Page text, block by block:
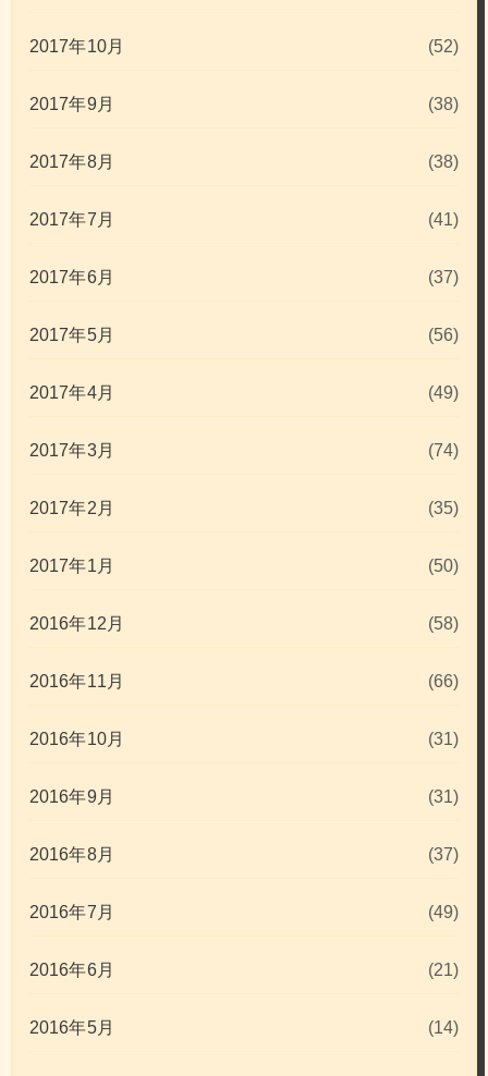
2017年10月 (52)
2017年9月 (38)
2017年8月 (38)
2017年7月 (41)
2017年6月 (37)
2017年5月 (56)
2017年4月 (49)
2017年3月 (74)
2017年2月 (35)
2017年1月 (50)
2016年12月 (58)
2016年11月 (66)
2016年10月 (31)
2016年9月 (31)
2016年8月 (37)
2016年7月 (49)
2016年6月 (21)
2016年5月 (14)